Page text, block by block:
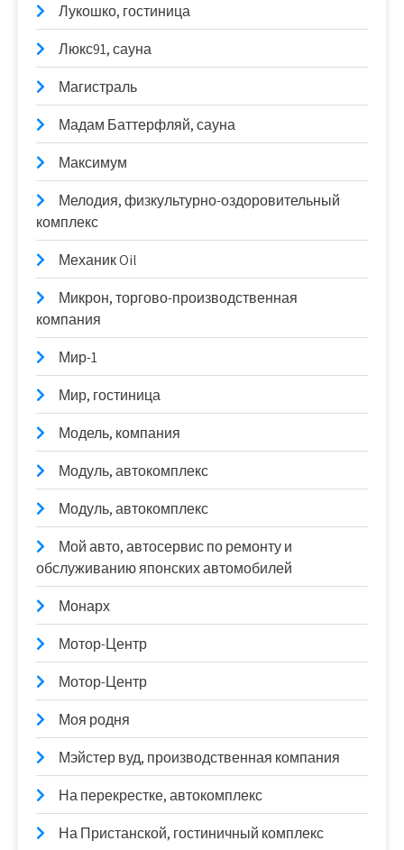
Лукошко, гостиница
Люкс91, сауна
Магистраль
Мадам Баттерфляй, сауна
Максимум
Мелодия, физкультурно-оздоровительный
комплекс
Механик Oil
Микрон, торгово-производственная
компания
Мир-1
Мир, гостиница
Модель, компания
Модуль, автокомплекс
Модуль, автокомплекс
Мой авто, автосервис по ремонту и
обслуживанию японских автомобилей
Монарх
Мотор-Центр
Мотор-Центр
Моя родня
Мэйстер вуд, производственная компания
На перекрестке, автокомплекс
На Пристанской, гостиничный комплекс